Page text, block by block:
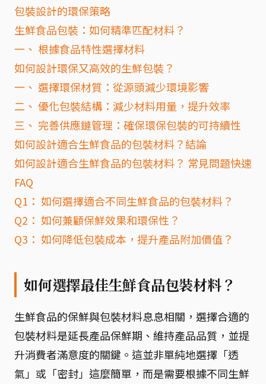
包裝設計的環保策略
生鮮食品包裝：如何精準匹配材料？
一、 根據食品特性選擇材料
如何設計環保又高效的生鮮包裝？
一、 選擇環保材質：從源頭減少環境影響
二、 優化包裝結構：減少材料用量，提升效率
三、 完善供應鏈管理：確保環保包裝的可持續性
如何設計適合生鮮食品的包裝材料？結論
如何設計適合生鮮食品的包裝材料？ 常見問題快速
FAQ
Q1： 如何選擇適合不同生鮮食品的包裝材料？
Q2： 如何兼顧保鮮效果和環保性？
Q3： 如何降低包裝成本，提升產品附加價值？
如何選擇最佳生鮮食品包裝材料？
生鮮食品的保鮮與包裝材料息息相關，選擇合適的
包裝材料是延長產品保鮮期、維持產品品質，並提
升消費者滿意度的關鍵。這並非單純地選擇「透
氣」或「密封」這麼簡單，而是需要根據不同生鮮